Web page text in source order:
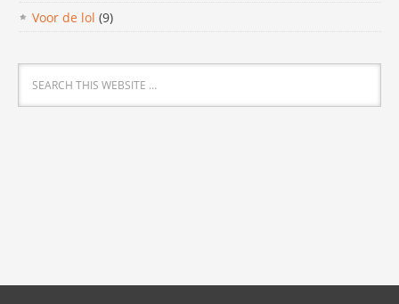
Voor de lol (9)